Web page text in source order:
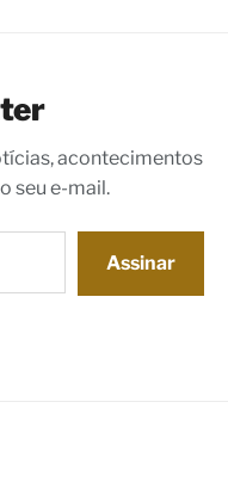
acontecimentos
seu e-mail.
Assinar